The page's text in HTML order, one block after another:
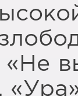
«Не